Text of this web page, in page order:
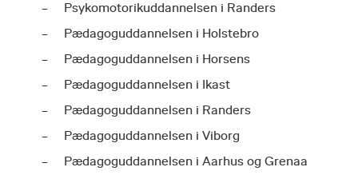
Psykomotorikuddannelsen i Randers
Pædagoguddannelsen i Holstebro
Pædagoguddannelsen i Horsens
Pædagoguddannelsen i Ikast
Pædagoguddannelsen i Randers
Pædagoguddannelsen i Viborg
Pædagoguddannelsen i Aarhus og Grenaa